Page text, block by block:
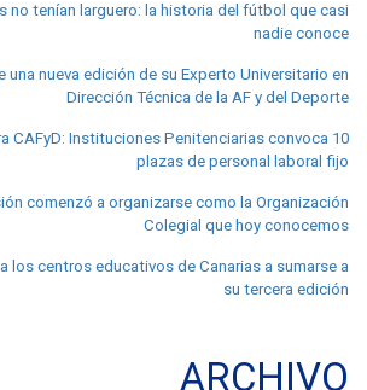
no tenían larguero: la historia del fútbol que casi
nadie conoce
una nueva edición de su Experto Universitario en
Dirección Técnica de la AF y del Deporte
CAFyD: Instituciones Penitenciarias convoca 10
plazas de personal laboral fijo
comenzó a organizarse como la Organización
Colegial que hoy conocemos
los centros educativos de Canarias a sumarse a
su tercera edición
ARCHIVO